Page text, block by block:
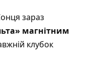
зараз
магнітним
клубок